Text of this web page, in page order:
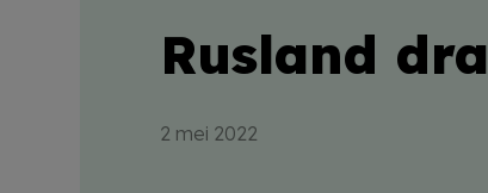
Rusland
2 mei 2022